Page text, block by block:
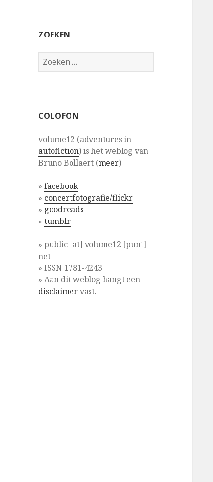
ZOEKEN
Zoeken
naar:
COLOFON
volume12 (adventures in
autofiction) is het weblog van
Bruno Bollaert (meer)
»facebook
» concertfotografie/flickr
» goodreads
»tumblr
» public [at] volume12 [punt]
net
» ISSN 1781-4243
» Aan dit weblog hangt een
disclaimervast.